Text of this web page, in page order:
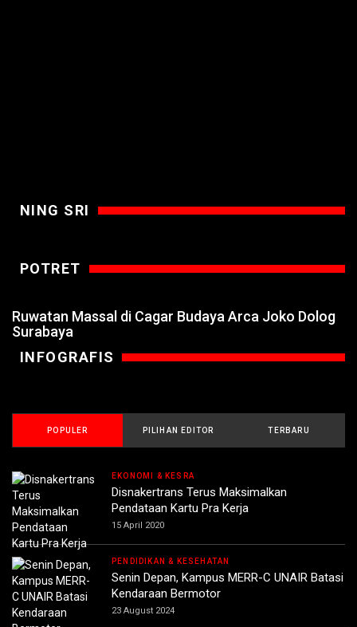
NING SRI
POTRET
Ruwatan Massal di Cagar Budaya Arca Joko Dolog
Surabaya
INFOGRAFIS
POPULER PILIHAN EDITOR TERBARU
EKONOMI & KESRA
Disnakertrans Terus Maksimalkan
Pendataan Kartu Pra Kerja
15 April 2020
PENDIDIKAN & KESEHATAN
Senin Depan, Kampus MERR-C UNAIR Batasi
Kendaraan Bermotor
23 August 2024